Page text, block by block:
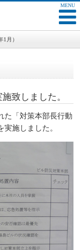
1月）
致しました。
た「対策本部長行動
施しました。